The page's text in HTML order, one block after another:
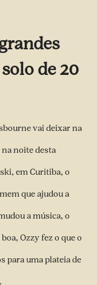
de 20
vai deixar na
noite desta
em Curitiba, o
que ajudou a
a música, o
Ozzy fez o que o
para uma plateia de